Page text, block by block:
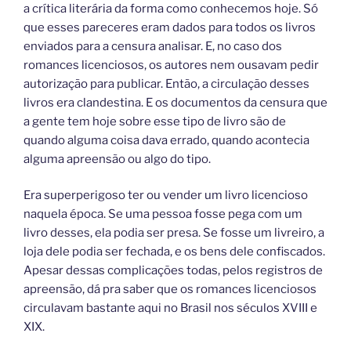
a crítica literária da forma como conhecemos hoje. Só
que esses pareceres eram dados para todos os livros
enviados para a censura analisar. E, no caso dos
romances licenciosos, os autores nem ousavam pedir
autorização para publicar. Então, a circulação desses
livros era clandestina. E os documentos da censura que
a gente tem hoje sobre esse tipo de livro são de
quando alguma coisa dava errado, quando acontecia
alguma apreensão ou algo do tipo.
Era superperigoso ter ou vender um livro licencioso
naquela época. Se uma pessoa fosse pega com um
livro desses, ela podia ser presa. Se fosse um livreiro, a
loja dele podia ser fechada, e os bens dele confiscados.
Apesar dessas complicações todas, pelos registros de
apreensão, dá pra saber que os romances licenciosos
circulavam bastante aqui no Brasil nos séculos XVIII e
XIX.